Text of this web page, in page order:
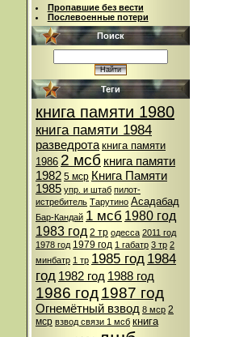
Пропавшие без вести
Послевоенные потери
Поиск
Теги
книга памяти 1980
книга памяти 1984
разведрота книга памяти
1986 2 мсб книга памяти
1982 5 мср Книга Памяти
1985 упр. и штаб пилот-
истребитель Тарутино Асадабад
Бар-Кандай 1 мсб 1980 год
1983 год 2 тр одесса 2011 год
1978 год 1979 год 1 габатр 3 тр 2
минбатр 1 тр 1985 год 1984
год 1982 год 1988 год
1986 год1987 год
Огнемётный взвод 8 мср 2
мср взвод связи 1 мсб книга